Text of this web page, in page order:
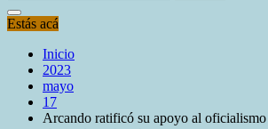
Estás acá
Inicio
2023
mayo
17
Arcando ratificó su apoyo al